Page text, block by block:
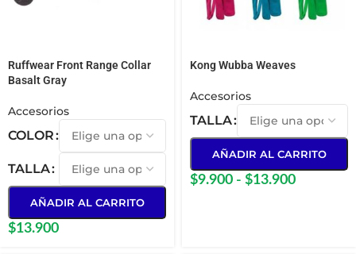
Ruffwear Front Range Collar
Basalt Gray
Accesorios
COLOR
TALLA
AÑADIR AL CARRITO
$13.900
Kong Wubba Weaves
Accesorios
TALLA
AÑADIR AL CARRITO
$9.900 - $13.900